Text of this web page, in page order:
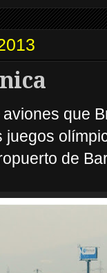
que
juegos
de